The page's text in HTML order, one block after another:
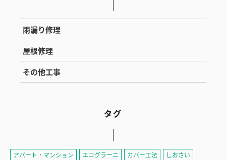
雨漏り修理
屋根修理
その他工事
タグ
アパート・マンション エコグラーニ カバー工法
しおさい